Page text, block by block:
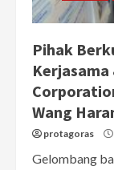
Pihak
Kerjasama
Wang
protagoras
Gelombang